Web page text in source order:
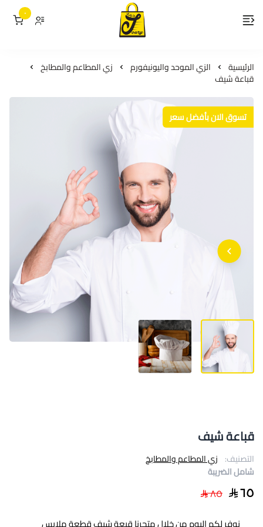
لمسات جوري
٠
الرئيسية الزي الموحد واليونيفورم زي المطاعم والمطابخ
قباعة شيف
تسوق الان بأفضل سعر
قباعة شيف
التصنيف: زي المطاعم والمطابخ
شامل الضريبة
٦٥ ٨٥
نوفر لكم اليوم من خلال متجرنا قبعة شيف قطعة ملابس